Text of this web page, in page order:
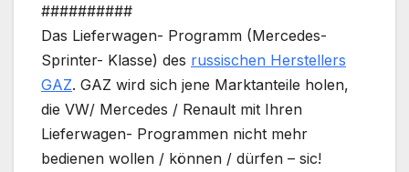
##########
Das Lieferwagen- Programm (Mercedes-
Sprinter- Klasse) des russischen Herstellers
GAZ. GAZ wird sich jene Marktanteile holen,
die VW/ Mercedes / Renault mit Ihren
Lieferwagen- Programmen nicht mehr
bedienen wollen / können / dürfen – sic!